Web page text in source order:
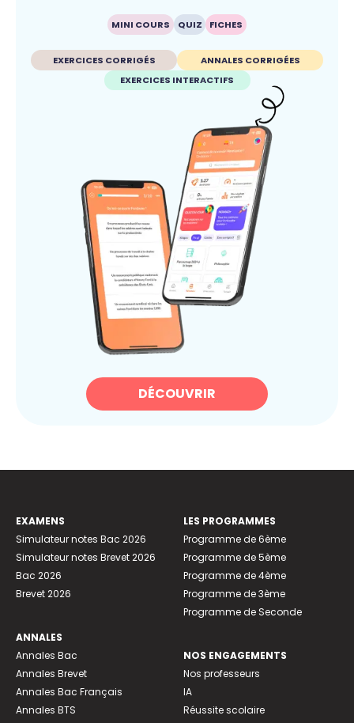
MINI COURS QUIZ FICHES
EXERCICES CORRIGÉS
ANNALES CORRIGÉES
EXERCICES INTERACTIFS
DÉCOUVRIR
EXAMENS
Simulateur notes Bac 2026
Simulateur notes Brevet 2026
Bac 2026
Brevet 2026
ANNALES
Annales Bac
Annales Brevet
Annales Bac Français
Annales BTS
LES PROGRAMMES
Programme de 6ème
Programme de 5ème
Programme de 4ème
Programme de 3ème
Programme de Seconde
NOS ENGAGEMENTS
Nos professeurs
IA
Réussite scolaire